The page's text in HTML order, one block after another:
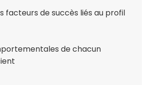
facteurs de succès liés au profil
de chacun